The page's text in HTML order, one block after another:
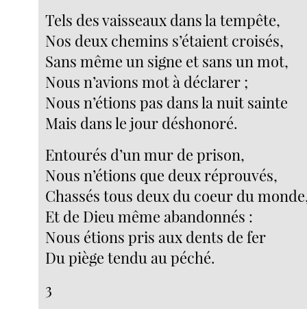
Tels des vaisseaux dans la tempête,
Nos deux chemins s’étaient croisés,
Sans même un signe et sans un mot,
Nous n’avions mot à déclarer ;
Nous n’étions pas dans la nuit sainte
Mais dans le jour déshonoré.
Entourés d’un mur de prison,
Nous n’étions que deux réprouvés,
Chassés tous deux du coeur du
Et de Dieu même abandonnés :
Nous étions pris aux dents de fer
Du piège tendu au péché.
3